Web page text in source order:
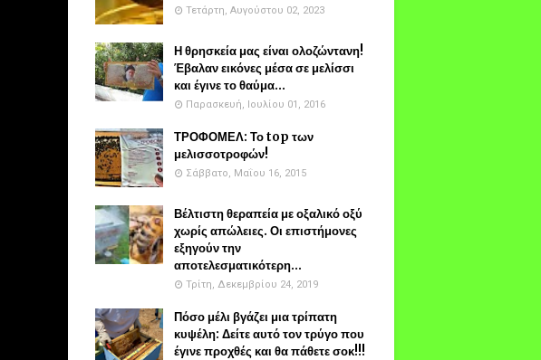
Τετάρτη, Αυγούστου 02, 2023
Η θρησκεία μας είναι ολοζώντανη!
Έβαλαν εικόνες μέσα σε μελίσσι
και έγινε το θαύμα...
Παρασκευή, Ιουλίου 01, 2016
ΤΡΟΦΟΜΕΛ: Το top των
μελισσοτροφών!
Σάββατο, Μαΐου 16, 2015
Βέλτιστη θεραπεία με οξαλικό οξύ
χωρίς απώλειες. Οι επιστήμονες
εξηγούν την
αποτελεσματικότερη...
Τρίτη, Δεκεμβρίου 24, 2019
Πόσο μέλι βγάζει μια τρίπατη
κυψέλη: Δείτε αυτό τον τρύγο που
έγινε προχθές και θα πάθετε σοκ!!!